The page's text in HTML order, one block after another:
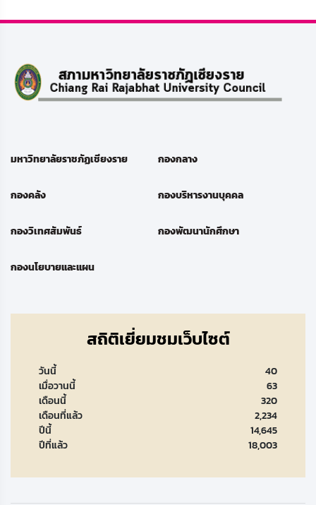
มหาวิทยาลัยราชภัฏเชียงราย กองกลาง
กองคลัง กองบริหารงานบุคคล
กองวิเทศสัมพันธ์ กองพัฒนานักศึกษา
กองนโยบายและแผน
สถิติเยี่ยมชมเว็บไซต์
วันนี้
40
เมื่อวานนี้
63
เดือนนี้
320
เดือนที่แล้ว
2,234
ปีนี้
14,645
ปีที่แล้ว
18,003